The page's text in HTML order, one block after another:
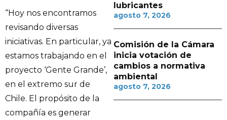
“Hoy nos encontramos
revisando diversas
iniciativas. En particular, ya
estamos trabajando en el
proyecto ‘Gente Grande’,
en el extremo sur de
Chile. El propósito de la
compañía es generar
lubricantes
agosto 7, 2026
Comisión de la Cámara
inicia votación de
cambios a normativa
ambiental
agosto 7, 2026